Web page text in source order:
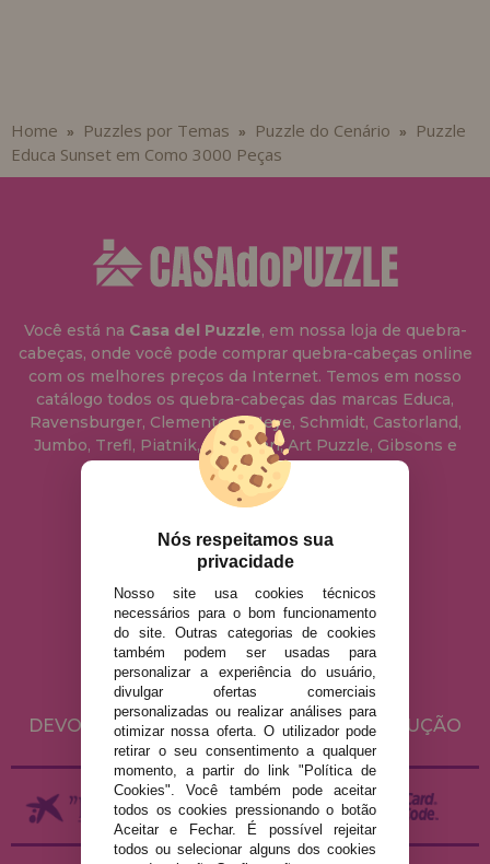
Home » Puzzles por Temas » Puzzle do Cenário »
Puzzle
Educa Sunset em Como 3000 Peças
Você está na Casa del Puzzle, em nossa loja de quebra-
cabeças, onde você pode comprar quebra-cabeças online
com os melhores preços da Internet. Temos em nosso
catálogo todos os quebra-cabeças das marcas Educa,
Ravensburger, Clementoni, Heye, Schmidt, Castorland,
Jumbo, Trefl, Piatnik, Anatolian, Art Puzzle, Gibsons e
muito mais.
info@casadopuzzle.pt
AVISO LEGAL
POLÍTICA DE PRIVACIDADE
POLÍTICA DE COOKIES
ENVIO E DEVOLUÇÕES
DEVOLUÇÕES / DIREITO DE LIVRE RESOLUÇÃO
Nós respeitamos sua
privacidade
Nosso site usa cookies técnicos
necessários para o bom funcionamento
do site. Outras categorias de cookies
também podem ser usadas para
personalizar a experiência do usuário,
divulgar ofertas comerciais
personalizadas ou realizar análises para
otimizar nossa oferta. O utilizador pode
retirar o seu consentimento a qualquer
momento, a partir do link "Política de
Cookies". Você também pode aceitar
todos os cookies pressionando o botão
Aceitar e Fechar. É possível rejeitar
todos ou selecionar alguns dos cookies